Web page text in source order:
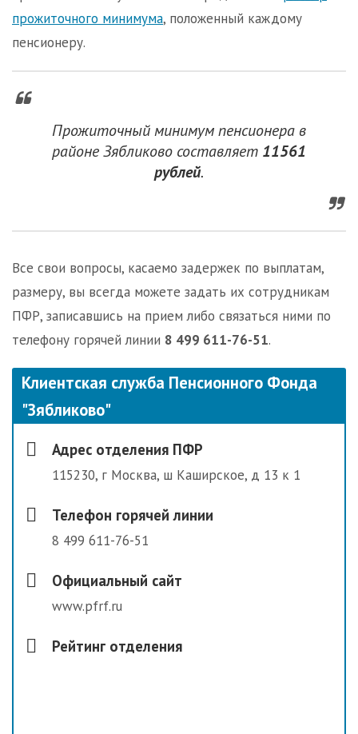
прожиточного минимума, положенный каждому
пенсионеру.
Прожиточный минимум пенсионера в
районе Зябликово составляет 11561
рублей.
Все свои вопросы, касаемо задержек по выплатам,
размеру, вы всегда можете задать их сотрудникам
ПФР, записавшись на прием либо связаться ними по
телефону горячей линии 8 499 611-76-51.
Клиентская служба Пенсионного Фонда
"Зябликово"
Адрес отделения ПФР
115230, г Москва, ш Каширское, д 13 к 1
Телефон горячей линии
8 499 611-76-51
Официальный сайт
www.pfrf.ru
Рейтинг отделения